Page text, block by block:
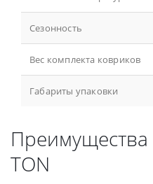
Сезонность
Вес комплекта ковриков
Габариты упаковки
Преимущества
TON